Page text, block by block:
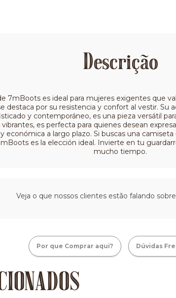
Descrição
7mBoots es ideal para mujeres exigentes que
destaca por su resistencia y confort al vestir.
y contemporáneo, es una pieza versátil
es perfecta para quienes desean
a largo plazo. Si buscas una
es la elección ideal. Invierte en tu
mucho tiempo.
Veja o que nossos clientes estão falando
Por que Comprar aqui? Dúvidas